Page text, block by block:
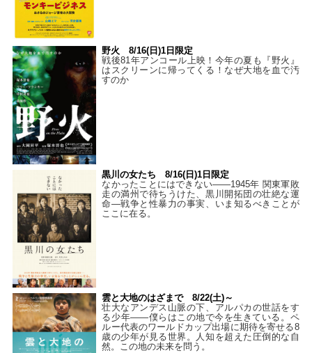
野火 8/16(日)1日限定
戦後81年アンコール上映！今年の夏も『野火』
はスクリーンに帰ってくる！なぜ大地を血で汚
すのか
黒川の女たち 8/16(日)1日限定
なかったことにはできない——1945年 関東軍敗
走の満州で待ちうけた、黒川開拓団の壮絶な運
命―戦争と性暴力の事実、いま知るべきことが
ここに在る。
雲と大地のはざまで 8/22(土)～
壮大なアンデス山脈の下、アルパカの世話をす
る少年――僕らはこの地で今を生きている。ペ
ルー代表のワールドカップ出場に期待を寄せる8
歳の少年が見る世界。人知を超えた圧倒的な自
然。この地の未来を問う。